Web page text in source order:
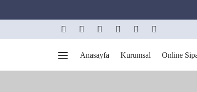
Anasayfa Kurumsal Online